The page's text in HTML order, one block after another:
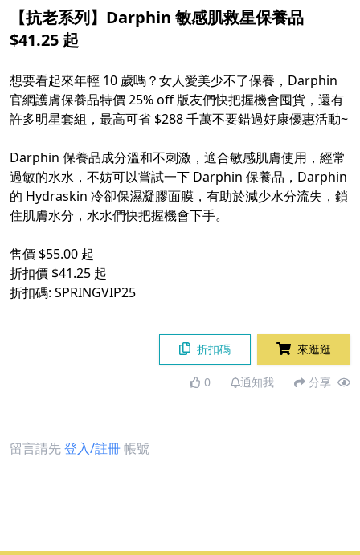
【抗老系列】Darphin 敏感肌救星保養品
$41.25 起
想要看起來年輕 10 歲嗎？女人愛美少不了保養，Darphin
官網護膚保養品特價 25% off 版友們快把握機會囤貨，還有
許多明星套組，最高可省 $288 千萬不要錯過好康優惠活動~
Darphin 保養品成分溫和不刺激，適合敏感肌膚使用，經常
過敏的水水，不妨可以嘗試一下 Darphin 保養品，Darphin
的 Hydraskin 冷卻保濕凝膠面膜，有助於減少水分流失，鎖
住肌膚水分，水水們快把握機會下手。
售價 $55.00 起
折扣價 $41.25 起
折扣碼: SPRINGVIP25
折扣碼 來逛逛
0 通知我 分享
留言請先登入/註冊帳號